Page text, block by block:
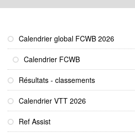
Calendrier global FCWB 2026
Calendrier FCWB
Résultats - classements
Calendrier VTT 2026
Ref Assist